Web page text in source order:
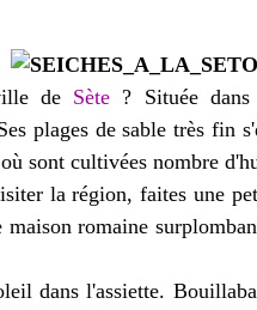
de Sète ? Située
plages de sable très fin
sont cultivées nombre
la région, faites une
romaine
dans l'assiette.